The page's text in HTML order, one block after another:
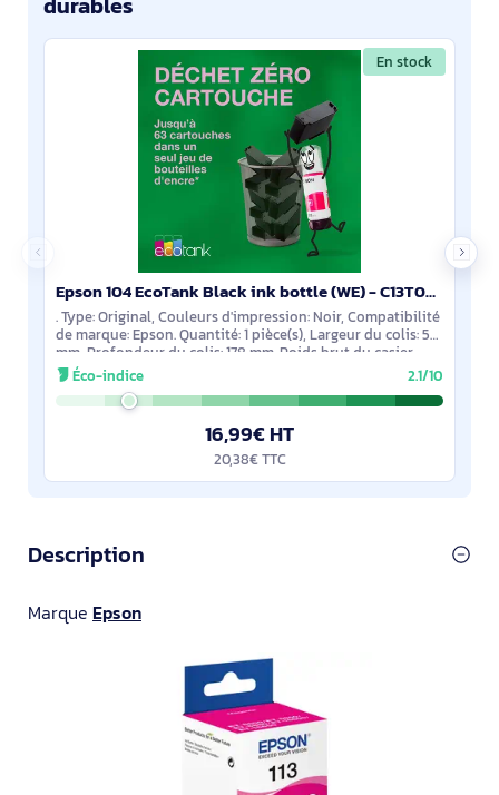
En stock
Epson 104 EcoTank Black ink bottle (WE) - C13T00P140
. Type: Original, Couleurs d'impression: Noir, Compatibilité
de marque: Epson. Quantité: 1 pièce(s), Largeur du colis: 58
mm, Profondeur du colis: 178 mm. Poids brut du casier
principal (externe):
Éco-indice 2.1/10
16,99€ HT
20,38€ TTC
Description
Marque Epson